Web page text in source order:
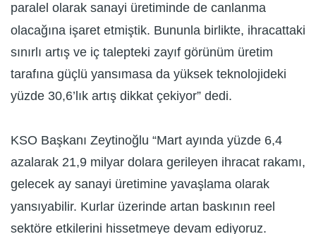
paralel olarak sanayi üretiminde de canlanma
olacağına işaret etmiştik. Bununla birlikte, ihracattaki
sınırlı artış ve iç talepteki zayıf görünüm üretim
tarafına güçlü yansımasa da yüksek teknolojideki
yüzde 30,6’lık artış dikkat çekiyor” dedi.
KSO Başkanı Zeytinoğlu “Mart ayında yüzde 6,4
azalarak 21,9 milyar dolara gerileyen ihracat rakamı,
gelecek ay sanayi üretimine yavaşlama olarak
yansıyabilir. Kurlar üzerinde artan baskının reel
sektöre etkilerini hissetmeye devam ediyoruz.